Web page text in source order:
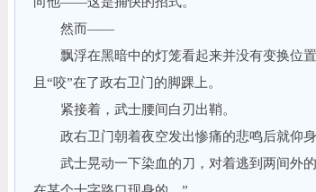
然而——
飘浮在黑暗中的灯笼看起来并没有变换位置
且“咬”在了政右卫门的脚踝上。
紧接着，武士腰间白刃出鞘。
政右卫门朝着夜空发出惨痛的悲鸣后就仰身
武士晃动一下染血的刀，对着逃到两间外的